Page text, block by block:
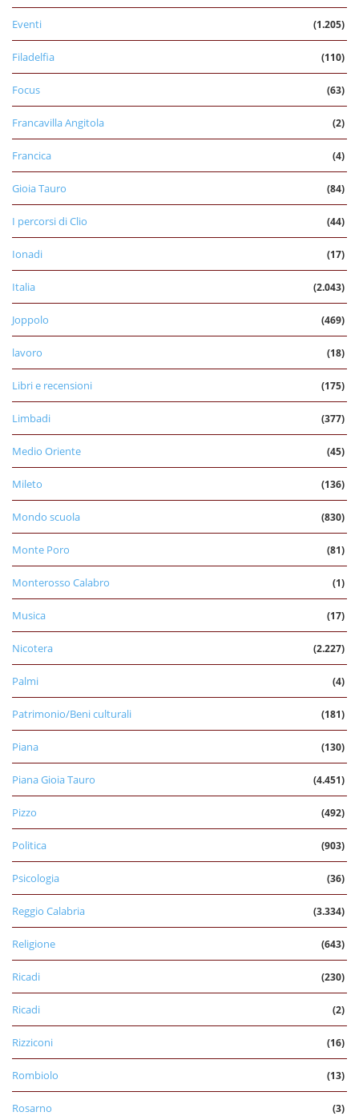
Eventi (1.205)
Filadelfia (110)
Focus (63)
Francavilla Angitola (2)
Francica (4)
Gioia Tauro (84)
I percorsi di Clio (44)
Ionadi (17)
Italia (2.043)
Joppolo (469)
lavoro (18)
Libri e recensioni (175)
Limbadi (377)
Medio Oriente (45)
Mileto (136)
Mondo scuola (830)
Monte Poro (81)
Monterosso Calabro (1)
Musica (17)
Nicotera (2.227)
Palmi (4)
Patrimonio/Beni culturali (181)
Piana (130)
Piana Gioia Tauro (4.451)
Pizzo (492)
Politica (903)
Psicologia (36)
Reggio Calabria (3.334)
Religione (643)
Ricadi (230)
Ricadi (2)
Rizziconi (16)
Rombiolo (13)
Rosarno (3)